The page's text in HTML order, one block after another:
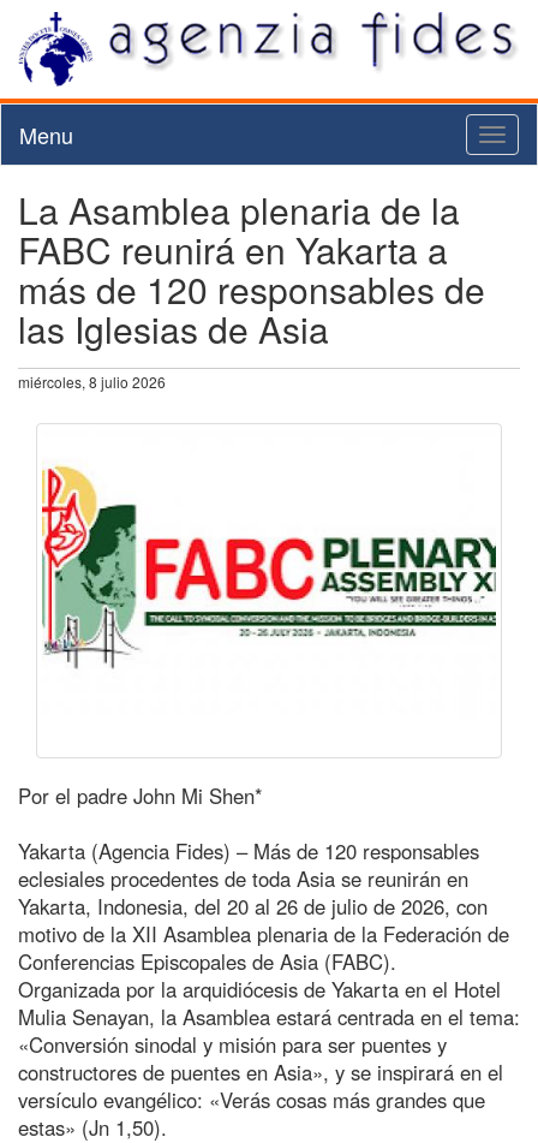
Menu
La Asamblea plenaria de la
FABC reunirá en Yakarta a
más de 120 responsables de
las Iglesias de Asia
miércoles, 8 julio 2026
Por el padre John Mi Shen*
Yakarta (Agencia Fides) – Más de 120 responsables
eclesiales procedentes de toda Asia se reunirán en
Yakarta, Indonesia, del 20 al 26 de julio de 2026, con
motivo de la XII Asamblea plenaria de la Federación de
Conferencias Episcopales de Asia (FABC).
Organizada por la arquidiócesis de Yakarta en el Hotel
Mulia Senayan, la Asamblea estará centrada en el tema:
«Conversión sinodal y misión para ser puentes y
constructores de puentes en Asia», y se inspirará en el
versículo evangélico: «Verás cosas más grandes que
estas» (Jn 1,50).